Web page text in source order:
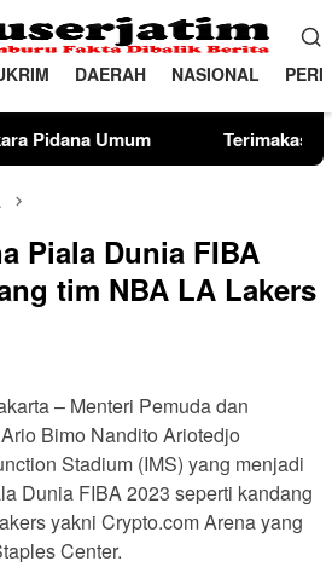
DAERAH NASIONAL
telah melaksanakan kewajiban
Piala Dunia FIBA
tim NBA LA Lakers
– Menteri Pemuda dan
Bimo Nandito Ariotedjo
Stadium (IMS) yang menjadi
Dunia FIBA 2023 seperti kandang
yakni Crypto.com Arena yang
Center.